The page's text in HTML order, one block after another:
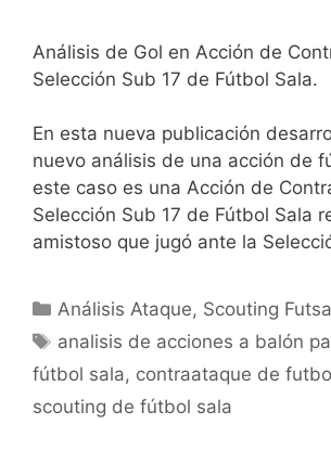
Análisis de Gol en Acción de
Selección Sub 17 de Fútbol Sala.
En esta nueva publicación
nuevo análisis de una acción de
este caso es una Acción de
Selección Sub 17 de Fútbol Sala
amistoso que jugó ante la
Categorías
Análisis Ataque, Scouting
Etiquetas
analisis de acciones a balón
fútbol sala, contraataque de
scouting de fútbol sala